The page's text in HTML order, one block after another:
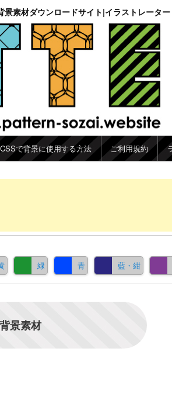
景素材ダウンロードサイト|イラストレー
CSSで背景に使用する方法 ご利用規約
緑 青 藍・紺
景素材